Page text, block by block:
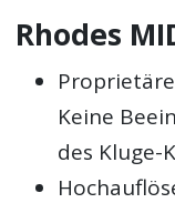
Rhodes
Keine
des Kluge-